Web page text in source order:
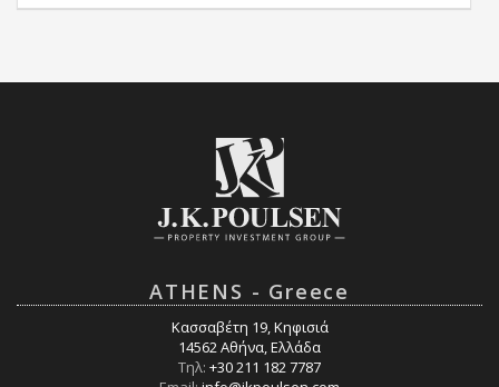
ATHENS - Greece
Κασσαβέτη 19, Κηφισιά
14562 Αθήνα, Ελλάδα
Τηλ: +30 211 182 7787